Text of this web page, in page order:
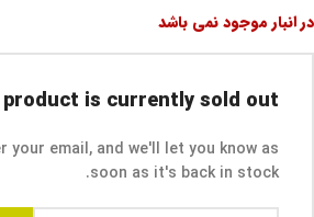
در انبار موجود نمی باشد
is currently sold out.
your email, and we'll let you know as
soon as it's back in stock.